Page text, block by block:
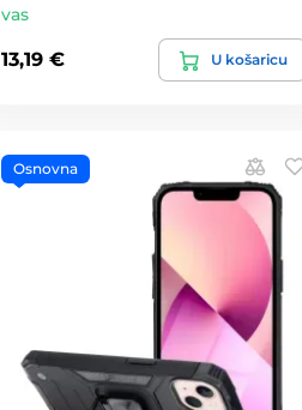
vas
13,19 € U košaricu
Osnovna